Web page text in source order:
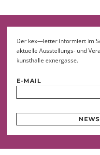
Der kex—letter informiert im
aktuelle Ausstellungs- und
kunsthalle exnergasse.
E-MAIL